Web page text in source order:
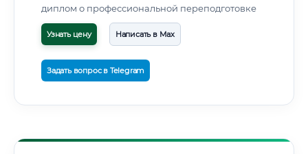
диплом о профессиональной переподготовке
Узнать цену Написать в Max
Задать вопрос в Telegram